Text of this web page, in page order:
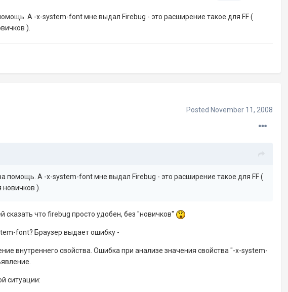
А -x-system-font мне выдал Firebug - это расширение такое для FF (
).
Posted November 11, 2008
помощь. А -x-system-font мне выдал Firebug - это расширение такое для FF (
).
сказать что firebug просто удобен, без "новичков"
font? Браузер выдает ошибку -
внутреннего свойства. Ошибка при анализе значения свойства "-x-system-
ситуации: